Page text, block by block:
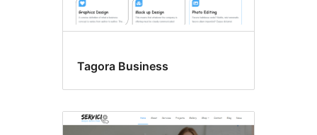
Tagora Business